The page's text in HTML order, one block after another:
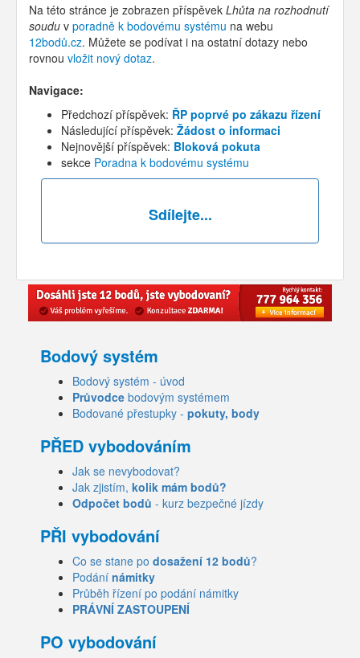
Na této stránce je zobrazen příspěvek Lhůta na rozhodnutí
soudu v poradně k bodovému systému na webu
12bodů.cz. Můžete se podívat i na ostatní dotazy nebo
rovnou vložit nový dotaz.
Navigace:
Předchozí příspěvek: ŘP poprvé po zákazu řízení
Následující příspěvek: Žádost o informaci
Nejnovější příspěvek: Bloková pokuta
sekce Poradna k bodovému systému
Sdílejte...
Bodový systém
Bodový systém - úvod
Průvodce bodovým systémem
Bodované přestupky - pokuty, body
PŘED vybodováním
Jak se nevybodovat?
Jak zjistím, kolik mám bodů?
Odpočet bodů - kurz bezpečné jízdy
PŘI vybodování
Co se stane po dosažení 12 bodů?
Podání námitky
Průběh řízení po podání námitky
PRÁVNÍ ZASTOUPENÍ
PO vybodování